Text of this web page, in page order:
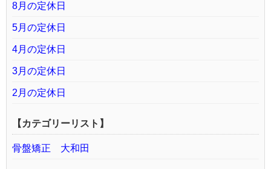
8月の定休日
5月の定休日
4月の定休日
3月の定休日
2月の定休日
【カテゴリーリスト】
骨盤矯正 大和田